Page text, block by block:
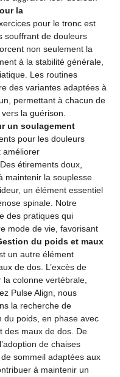
la
pour le tronc est
souffrant de douleurs
non seulement la
à la stabilité générale,
Les routines
des variantes adaptées à
permettant à chacun de
la guérison.
un soulagement
pour les douleurs
améliorer
étirements doux,
maintenir la souplesse
un élément essentiel
spinale. Notre
des pratiques qui
mode de vie, favorisant
du poids et maux
un autre élément
de dos. L’excès de
la colonne vertébrale,
Pulse Align, nous
la recherche de
du poids, en phase avec
des maux de dos. De
de chaises
sommeil adaptées aux
à maintenir un